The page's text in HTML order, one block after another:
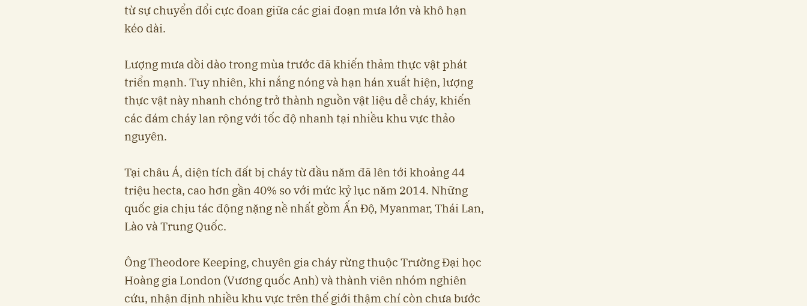
từ sự chuyển đổi cực đoan giữa các giai đoạn mưa lớn và khô hạn
kéo dài.
Lượng mưa dồi dào trong mùa trước đã khiến thảm thực vật phát
triển mạnh. Tuy nhiên, khi nắng nóng và hạn hán xuất hiện, lượng
thực vật này nhanh chóng trở thành nguồn vật liệu dễ cháy, khiến
các đám cháy lan rộng với tốc độ nhanh tại nhiều khu vực thảo
nguyên.
Tại châu Á, diện tích đất bị cháy từ đầu năm đã lên tới khoảng 44
triệu hecta, cao hơn gần 40% so với mức kỷ lục năm 2014. Những
quốc gia chịu tác động nặng nề nhất gồm Ấn Độ, Myanmar, Thái Lan,
Lào và Trung Quốc.
Ông Theodore Keeping, chuyên gia cháy rừng thuộc Trường Đại học
Hoàng gia London (Vương quốc Anh) và thành viên nhóm nghiên
cứu, nhận định nhiều khu vực trên thế giới thậm chí còn chưa bước